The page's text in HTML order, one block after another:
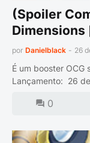
(Spoiler
Dimensions
por Danielblack - 26
É um booster
Lançamento: 26
0